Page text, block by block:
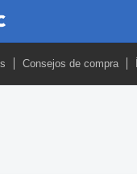
Consejos de compra